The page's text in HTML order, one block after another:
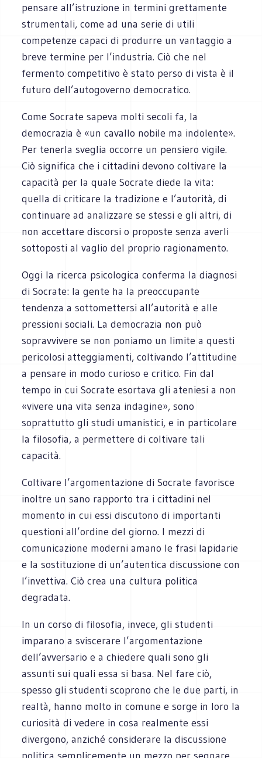
pensare all’istruzione in termini grettamente
strumentali, come ad una serie di utili
competenze capaci di produrre un vantaggio a
breve termine per l’industria. Ciò che nel
fermento competitivo è stato perso di vista è il
futuro dell’autogoverno democratico.
Come Socrate sapeva molti secoli fa, la
democrazia è «un cavallo nobile ma indolente».
Per tenerla sveglia occorre un pensiero vigile.
Ciò significa che i cittadini devono coltivare la
capacità per la quale Socrate diede la vita:
quella di criticare la tradizione e l’autorità, di
continuare ad analizzare se stessi e gli altri, di
non accettare discorsi o proposte senza averli
sottoposti al vaglio del proprio ragionamento.
Oggi la ricerca psicologica conferma la diagnosi
di Socrate: la gente ha la preoccupante
tendenza a sottomettersi all’autorità e alle
pressioni sociali. La democrazia non può
sopravvivere se non poniamo un limite a questi
pericolosi atteggiamenti, coltivando l’attitudine
a pensare in modo curioso e critico. Fin dal
tempo in cui Socrate esortava gli ateniesi a non
«vivere una vita senza indagine», sono
soprattutto gli studi umanistici, e in particolare
la filosofia, a permettere di coltivare tali
capacità.
Coltivare l’argomentazione di Socrate favorisce
inoltre un sano rapporto tra i cittadini nel
momento in cui essi discutono di importanti
questioni all’ordine del giorno. I mezzi di
comunicazione moderni amano le frasi lapidarie
e la sostituzione di un’autentica discussione con
l’invettiva. Ciò crea una cultura politica
degradata.
In un corso di filosofia, invece, gli studenti
imparano a sviscerare l’argomentazione
dell’avversario e a chiedere quali sono gli
assunti sui quali essa si basa. Nel fare ciò,
spesso gli studenti scoprono che le due parti, in
realtà, hanno molto in comune e sorge in loro la
curiosità di vedere in cosa realmente essi
divergono, anziché considerare la discussione